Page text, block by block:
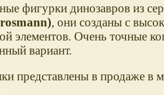
фигурки динозавров из
, они созданы с
элементов. Очень точные
вариант.
представлены в продаже в